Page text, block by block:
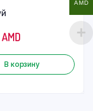
AMD
В корзину
AMD